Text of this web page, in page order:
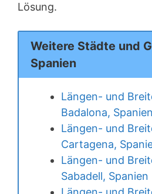
Lösung.
Weitere Städte und
Spanien
Längen- und
Badalona, Spanien
Längen- und
Cartagena,
Längen- und
Sabadell, Spanien